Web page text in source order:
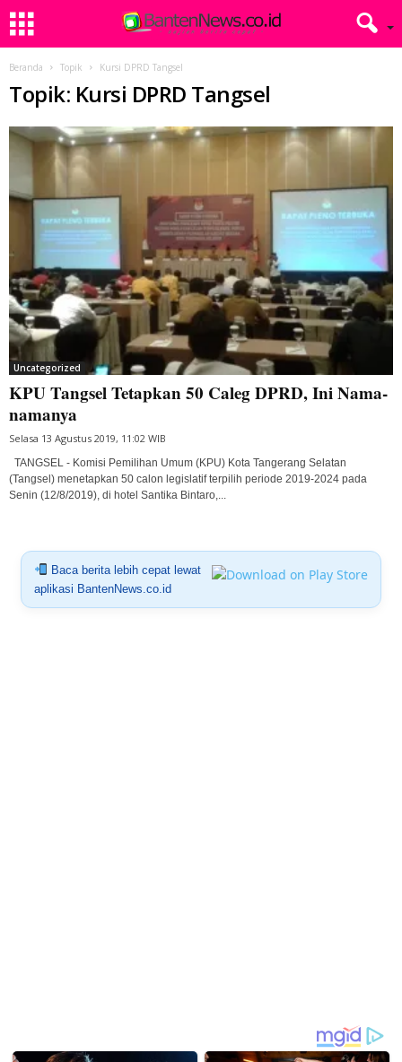
Beranda Topik Kursi DPRD Tangsel
Topik: Kursi DPRD Tangsel
Uncategorized
KPU Tangsel Tetapkan 50 Caleg DPRD, Ini Nama-
namanya
Selasa 13 Agustus 2019, 11:02 WIB
TANGSEL - Komisi Pemilihan Umum (KPU) Kota Tangerang Selatan
(Tangsel) menetapkan 50 calon legislatif terpilih periode 2019-2024 pada
Senin (12/8/2019), di hotel Santika Bintaro,...
Baca berita lebih cepat lewat
aplikasi BantenNews.co.id